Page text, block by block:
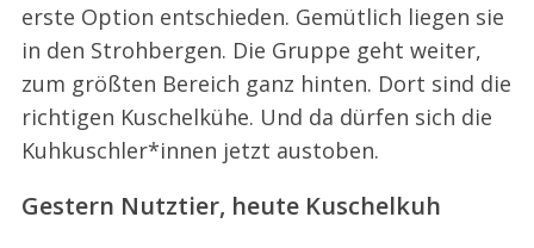
erste Option entschieden. Gemütlich liegen sie
in den Strohbergen. Die Gruppe geht weiter,
zum größten Bereich ganz hinten. Dort sind die
richtigen Kuschelkühe. Und da dürfen sich die
Kuhkuschler*innen jetzt austoben.
Gestern Nutztier, heute Kuschelkuh